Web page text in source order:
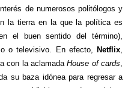
de numerosos politólogos y
la tierra en la que la política es
el buen sentido del término),
o televisivo. En efecto,Netflix
con la aclamadaHouse of cards
su baza idónea para regresar a